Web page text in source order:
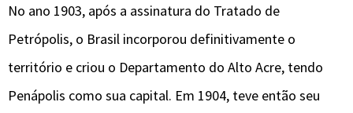
No ano 1903, após a assinatura do Tratado de
Petrópolis, o Brasil incorporou definitivamente o
território e criou o Departamento do Alto Acre, tendo
Penápolis como sua capital. Em 1904, teve então seu